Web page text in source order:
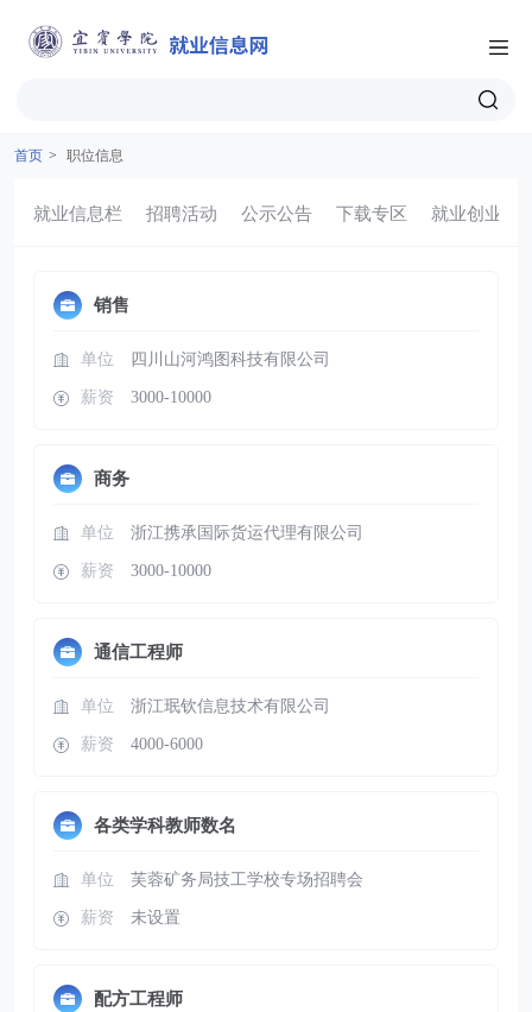
首页 > 职位信息
就业信息栏 招聘活动 公示公告 下载专区 就业创业
销售
单位 四川山河鸿图科技有限公司
薪资 3000-10000
商务
单位 浙江携承国际货运代理有限公司
薪资 3000-10000
通信工程师
单位 浙江珉钦信息技术有限公司
薪资 4000-6000
各类学科教师数名
单位 芙蓉矿务局技工学校专场招聘会
薪资 未设置
配方工程师